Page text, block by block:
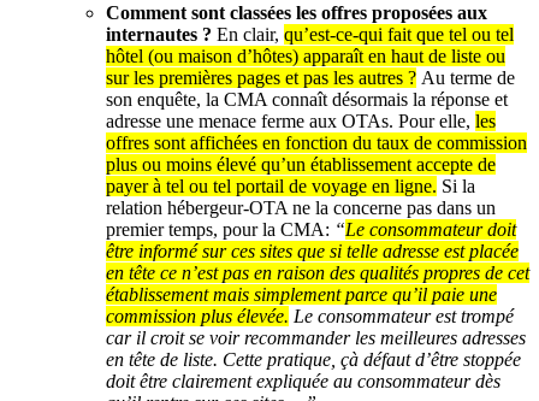
Comment sont classées les offres proposées aux
internautes ? En clair, qu’est-ce-qui fait que tel ou tel
hôtel (ou maison d’hôtes) apparaît en haut de liste ou
sur les premières pages et pas les autres ? Au terme de
son enquête, la CMA connaît désormais la réponse et
adresse une menace ferme aux OTAs. Pour elle, les
offres sont affichées en fonction du taux de commission
plus ou moins élevé qu’un établissement accepte de
payer à tel ou tel portail de voyage en ligne. Si la
relation hébergeur-OTA ne la concerne pas dans un
premier temps, pour la CMA: “Le consommateur doit
être informé sur ces sites que si telle adresse est placée
en tête ce n’est pas en raison des qualités propres de cet
établissement mais simplement parce qu’il paie une
commission plus élevée. Le consommateur est trompé
car il croit se voir recommander les meilleures adresses
en tête de liste. Cette pratique, çà défaut d’être stoppée
doit être clairement expliquée au consommateur dès